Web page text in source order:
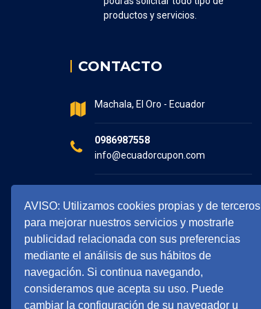
AVISO: Utilizamos cookies propias y de terceros
para mejorar nuestros servicios y mostrarle
publicidad relacionada con sus preferencias
mediante el análisis de sus hábitos de
navegación. Si continua navegando,
consideramos que acepta su uso. Puede
cambiar la configuración de su navegador u
productos y servicios.
CONTACTO
Machala, El Oro - Ecuador
0986987558
info@ecuadorcupon.com
7:30 - 17:00